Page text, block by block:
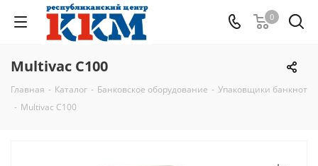
0
Multivac C100
Главная - Каталог - Банковское оборудование - Упаковщики банкнот
- Multivac C100